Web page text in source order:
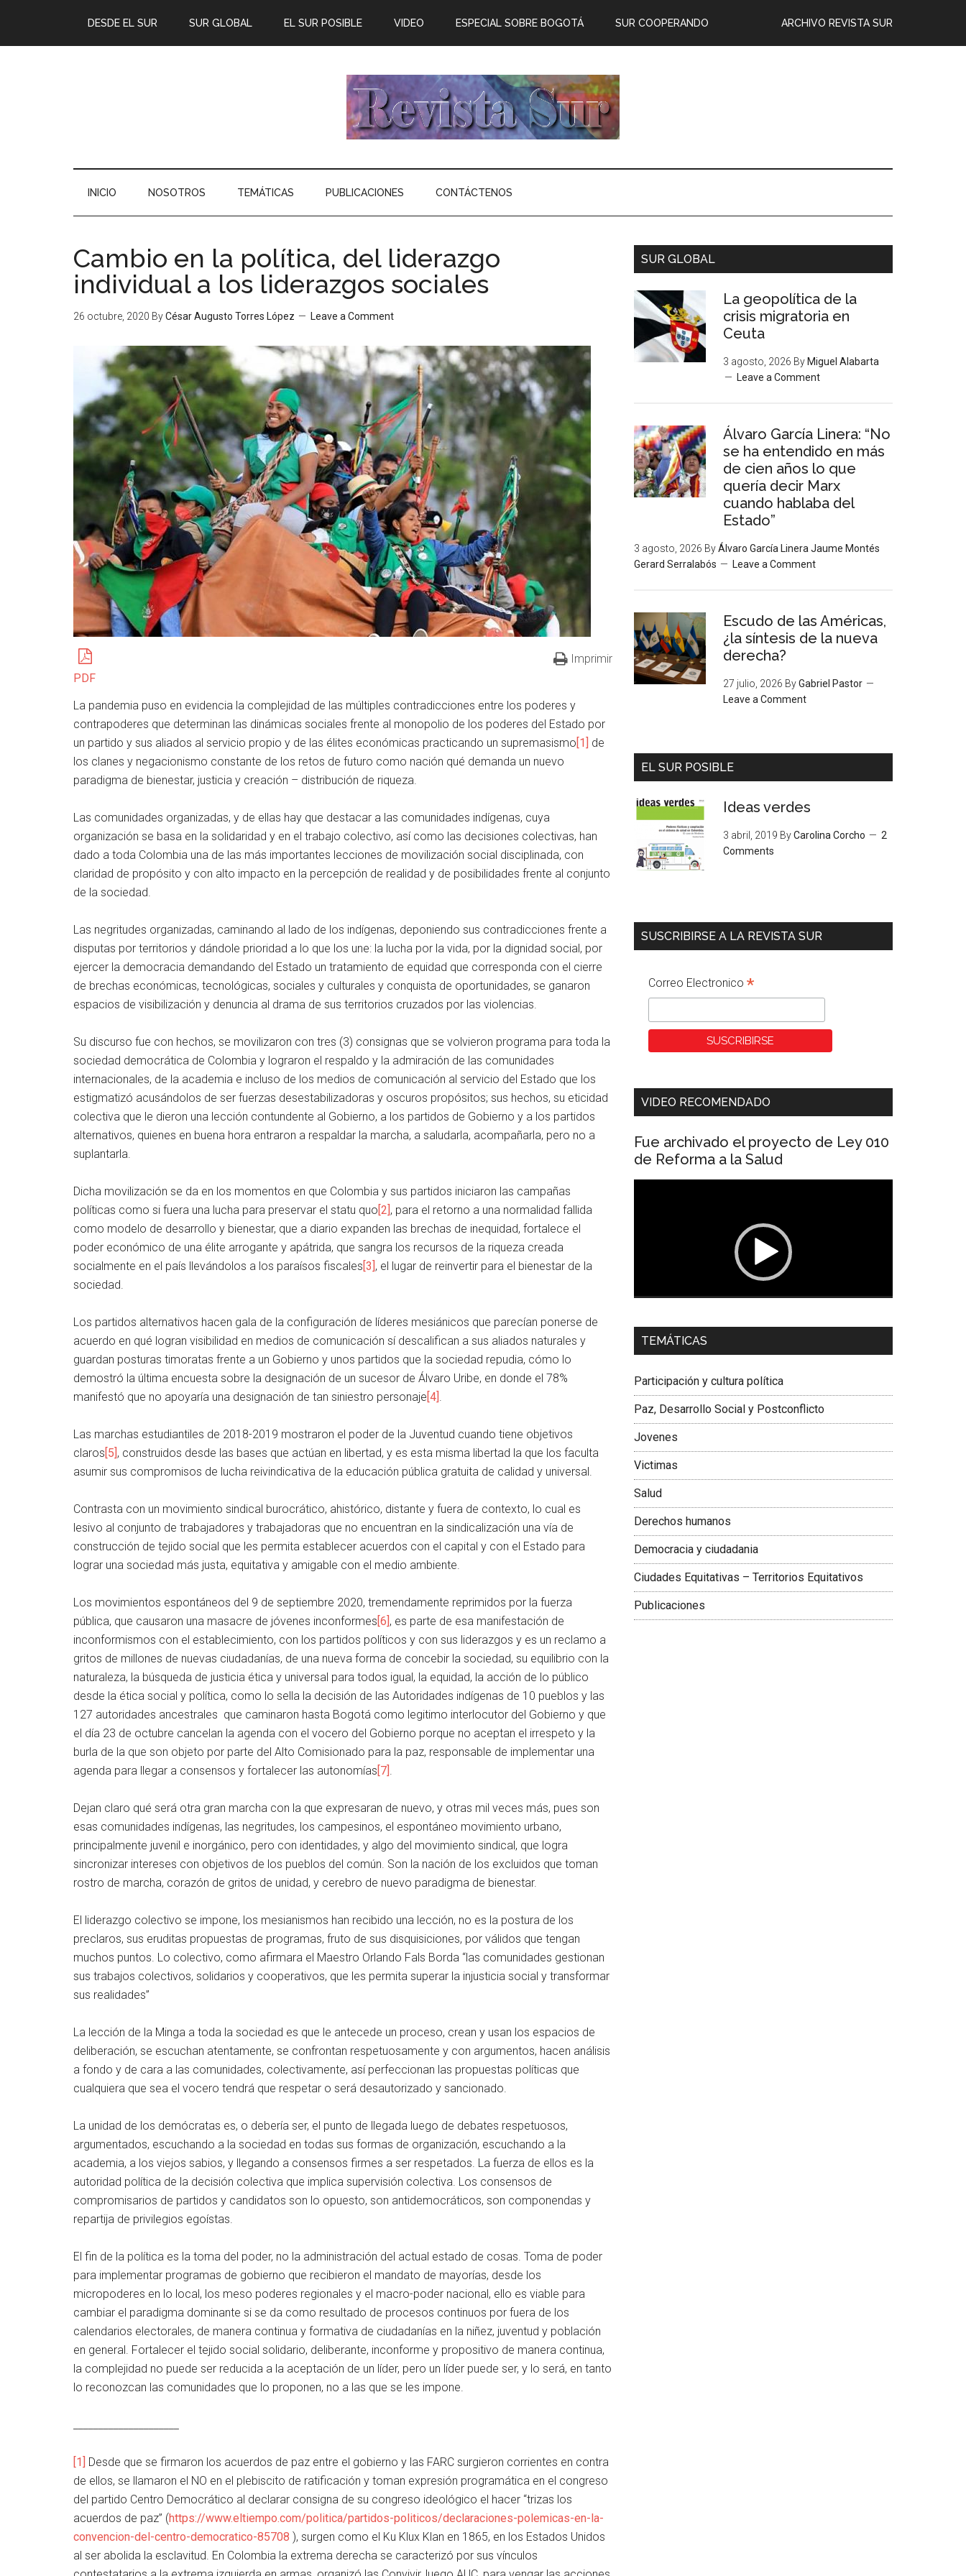
DESDE EL SUR SUR GLOBAL EL SUR POSIBLE ARCHIVO REVISTA SUR
VIDEO ESPECIAL SOBRE BOGOTÁ SUR COOPERANDO
INICIO NOSOTROS TEMÁTICAS PUBLICACIONES CONTÁCTENOS
Cambio en la política, del liderazgo
individual a los liderazgos sociales
26 octubre, 2020 ByCésar Augusto Torres López Leave a Comment
PDF
Imprimir
La pandemia puso en evidencia la complejidad de las múltiples contradicciones entre los poderes y
contrapoderes que determinan las dinámicas sociales frente al monopolio de los poderes del Estado por
un partido y sus aliados al servicio propio y de las élites económicas practicando un supremasismo[1] de
los clanes y negacionismo constante de los retos de futuro como nación qué demanda un nuevo
paradigma de bienestar, justicia y creación – distribución de riqueza.
Las comunidades organizadas, y de ellas hay que destacar a las comunidades indígenas, cuya
organización se basa en la solidaridad y en el trabajo colectivo, así como las decisiones colectivas, han
dado a toda Colombia una de las más importantes lecciones de movilización social disciplinada, con
claridad de propósito y con alto impacto en la percepción de realidad y de posibilidades frente al conjunto
de la sociedad.
Las negritudes organizadas, caminando al lado de los indígenas, deponiendo sus contradicciones frente a
disputas por territorios y dándole prioridad a lo que los une: la lucha por la vida, por la dignidad social, por
ejercer la democracia demandando del Estado un tratamiento de equidad que corresponda con el cierre
de brechas económicas, tecnológicas, sociales y culturales y conquista de oportunidades, se ganaron
espacios de visibilización y denuncia al drama de sus territorios cruzados por las violencias.
Su discurso fue con hechos, se movilizaron con tres (3) consignas que se volvieron programa para toda la
sociedad democrática de Colombia y lograron el respaldo y la admiración de las comunidades
internacionales, de la academia e incluso de los medios de comunicación al servicio del Estado que los
estigmatizó acusándolos de ser fuerzas desestabilizadoras y oscuros propósitos; sus hechos, su eticidad
colectiva que le dieron una lección contundente al Gobierno, a los partidos de Gobierno y a los partidos
alternativos, quienes en buena hora entraron a respaldar la marcha, a saludarla, acompañarla, pero no a
suplantarla.
Dicha movilización se da en los momentos en que Colombia y sus partidos iniciaron las campañas
políticas como si fuera una lucha para preservar el statu quo[2], para el retorno a una normalidad fallida
como modelo de desarrollo y bienestar, que a diario expanden las brechas de inequidad, fortalece el
poder económico de una élite arrogante y apátrida, que sangra los recursos de la riqueza creada
socialmente en el país llevándolos a los paraísos fiscales[3], el lugar de reinvertir para el bienestar de la
sociedad.
Los partidos alternativos hacen gala de la configuración de líderes mesiánicos que parecían ponerse de
acuerdo en qué logran visibilidad en medios de comunicación sí descalifican a sus aliados naturales y
guardan posturas timoratas frente a un Gobierno y unos partidos que la sociedad repudia, cómo lo
demostró la última encuesta sobre la designación de un sucesor de Álvaro Uribe, en donde el 78%
manifestó que no apoyaría una designación de tan siniestro personaje[4].
Las marchas estudiantiles de 2018-2019 mostraron el poder de la Juventud cuando tiene objetivos
claros[5], construidos desde las bases que actúan en libertad, y es esta misma libertad la que los faculta
asumir sus compromisos de lucha reivindicativa de la educación pública gratuita de calidad y universal.
Contrasta con un movimiento sindical burocrático, ahistórico, distante y fuera de contexto, lo cual es
lesivo al conjunto de trabajadores y trabajadoras que no encuentran en la sindicalización una vía de
construcción de tejido social que les permita establecer acuerdos con el capital y con el Estado para
lograr una sociedad más justa, equitativa y amigable con el medio ambiente.
Los movimientos espontáneos del 9 de septiembre 2020, tremendamente reprimidos por la fuerza
pública, que causaron una masacre de jóvenes inconformes[6], es parte de esa manifestación de
inconformismos con el establecimiento, con los partidos políticos y con sus liderazgos y es un reclamo a
gritos de millones de nuevas ciudadanías, de una nueva forma de concebir la sociedad, su equilibrio con la
naturaleza, la búsqueda de justicia ética y universal para todos igual, la equidad, la acción de lo público
desde la ética social y política, como lo sella la decisión de las Autoridades indígenas de 10 pueblos y las
127 autoridades ancestrales que caminaron hasta Bogotá como legitimo interlocutor del Gobierno y que
el día 23 de octubre cancelan la agenda con el vocero del Gobierno porque no aceptan el irrespeto y la
burla de la que son objeto por parte del Alto Comisionado para la paz, responsable de implementar una
agenda para llegar a consensos y fortalecer las autonomías[7].
Dejan claro qué será otra gran marcha con la que expresaran de nuevo, y otras mil veces más, pues son
esas comunidades indígenas, las negritudes, los campesinos, el espontáneo movimiento urbano,
principalmente juvenil e inorgánico, pero con identidades, y algo del movimiento sindical, que logra
sincronizar intereses con objetivos de los pueblos del común. Son la nación de los excluidos que toman
rostro de marcha, corazón de gritos de unidad, y cerebro de nuevo paradigma de bienestar.
El liderazgo colectivo se impone, los mesianismos han recibido una lección, no es la postura de los
preclaros, sus eruditas propuestas de programas, fruto de sus disquisiciones, por válidos que tengan
muchos puntos. Lo colectivo, como afirmara el Maestro Orlando Fals Borda “las comunidades gestionan
sus trabajos colectivos, solidarios y cooperativos, que les permita superar la injusticia social y transformar
sus realidades”
La lección de la Minga a toda la sociedad es que le antecede un proceso, crean y usan los espacios de
deliberación, se escuchan atentamente, se confrontan respetuosamente y con argumentos, hacen análisis
a fondo y de cara a las comunidades, colectivamente, así perfeccionan las propuestas políticas que
cualquiera que sea el vocero tendrá que respetar o será desautorizado y sancionado.
La unidad de los demócratas es, o debería ser, el punto de llegada luego de debates respetuosos,
argumentados, escuchando a la sociedad en todas sus formas de organización, escuchando a la
academia, a los viejos sabios, y llegando a consensos firmes a ser respetados. La fuerza de ellos es la
autoridad política de la decisión colectiva que implica supervisión colectiva. Los consensos de
compromisarios de partidos y candidatos son lo opuesto, son antidemocráticos, son componendas y
repartija de privilegios egoístas.
El fin de la política es la toma del poder, no la administración del actual estado de cosas. Toma de poder
para implementar programas de gobierno que recibieron el mandato de mayorías, desde los
micropoderes en lo local, los meso poderes regionales y el macro-poder nacional, ello es viable para
cambiar el paradigma dominante si se da como resultado de procesos continuos por fuera de los
calendarios electorales, de manera continua y formativa de ciudadanías en la niñez, juventud y población
en general. Fortalecer el tejido social solidario, deliberante, inconforme y propositivo de manera continua,
la complejidad no puede ser reducida a la aceptación de un líder, pero un líder puede ser, y lo será, en tanto
lo reconozcan las comunidades que lo proponen, no a las que se les impone.
[1] Desde que se firmaron los acuerdos de paz entre el gobierno y las FARC surgieron corrientes en contra
de ellos, se llamaron el NO en el plebiscito de ratificación y toman expresión programática en el congreso
del partido Centro Democrático al declarar consigna de su congreso ideológico el hacer “trizas los
acuerdos de paz” (https://www.eltiempo.com/politica/partidos-politicos/declaraciones-polemicas-en-la-
convencion-del-centro-democratico-85708 ), surgen como el Ku Klux Klan en 1865, en los Estados Unidos
al ser abolida la esclavitud. En Colombia la extrema derecha se caracterizó por sus vínculos
SUR GLOBAL
La geopolítica de la
crisis migratoria en
Ceuta
3 agosto, 2026 By Miguel Alabarta
Leave a Comment
Álvaro García Linera: “No
se ha entendido en más
de cien años lo que
quería decir Marx
cuando hablaba del
Estado”
3 agosto, 2026 ByÁlvaro García Linera Jaume Montés
Gerard Serralabós
Leave a Comment
Escudo de las Américas,
¿la síntesis de la nueva
derecha?
27 julio, 2026 ByGabriel Pastor
Leave a Comment
EL SUR POSIBLE
Ideas verdes
3 abril, 2019 ByCarolina Corcho
2
Comments
SUSCRIBIRSE A LA REVISTA SUR
Correo Electronico *
VIDEO RECOMENDADO
Fue archivado el proyecto de Ley 010
de Reforma a la Salud
Dra. Carolina Corcho Mejía,
Latinoamericana Sur, Vicepresidenta Federación
TEMÁTICAS
Participación y cultura política
Paz, Desarrollo Social y Postconflicto
Jovenes
Victimas
Salud
Derechos humanos
Democracia y ciudadania
Ciudades Equitativas – Territorios Equitativos
Publicaciones